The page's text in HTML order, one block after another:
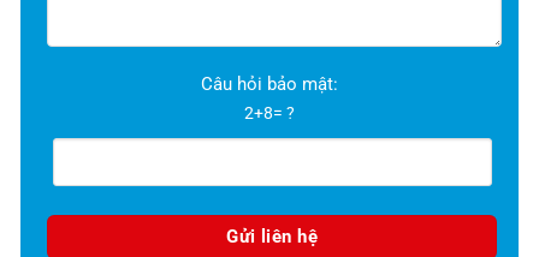
Câu hỏi bảo mật:
2+8= ?